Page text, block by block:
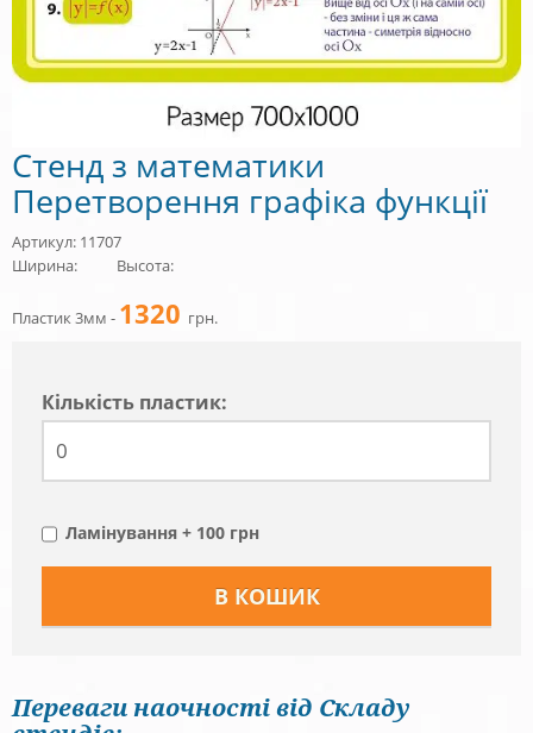
Стенд з математики
Перетворення графіка функції
Артикул: 11707
Ширина:
Высота:
Пластик 3мм - 1320 грн.
Кiлькiсть пластик:
Ламінування + 100 грн
Переваги наочності від Складу